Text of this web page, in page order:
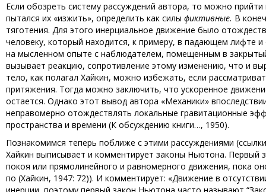
Если обозреть систему рассуждений автора, то можно
пытался их «изжить», определить как силы фиктивные. В
тяготения. Для этого инерциальное движение было
человеку, который находится, к примеру, в падающем лифте
на мысленном опыте с наблюдателем, помещенным в
вызывает реакцию, сопротивление этому изменению, что и
тело, как полагал Хайкин, можно избежать, если
притяжения. Тогда можно заключить, что ускоренное
остается. Однако этот вывод автора «Механики»
неправомерно отождествлять локальные гравитационные
пространства и времени (К обсуждению книги…, 1950).
Познакомимся теперь поближе с этими рассуждениями
Хайкин выписывает и комментирует законы Ньютона. Первый
покоя или прямолинейного и равномерного движения, пока
по (Хайкин, 1947: 72)). И комментирует: «Движение в